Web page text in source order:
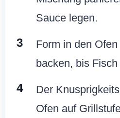
Sauce legen.
Form in den
backen, bis Fisch
Der
Ofen auf